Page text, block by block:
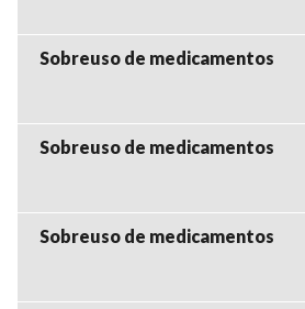
Sobreuso de medicamentos
Sobreuso de medicamentos
Sobreuso de medicamentos